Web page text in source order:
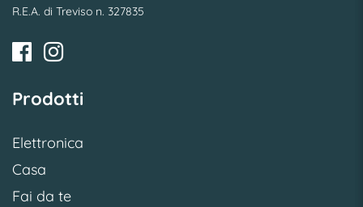
R.E.A. di Treviso n. 327835
Prodotti
Elettronica
Casa
Fai da te